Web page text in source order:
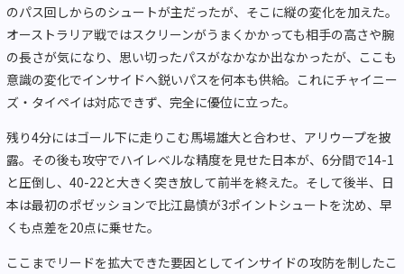
のパス回しからのシュートが主だったが、そこに縦の変化を加えた。
オーストラリア戦ではスクリーンがうまくかかっても相手の高さや腕
の長さが気になり、思い切ったパスがなかなか出なかったが、ここも
意識の変化でインサイドへ鋭いパスを何本も供給。これにチャイニー
ズ・タイペイは対応できず、完全に優位に立った。
残り4分にはゴール下に走りこむ馬場雄大と合わせ、アリウープを披
露。その後も攻守でハイレベルな精度を見せた日本が、6分間で14-1
と圧倒し、40-22と大きく突き放して前半を終えた。そして後半、日
本は最初のポゼッションで比江島慎が3ポイントシュートを沈め、早
くも点差を20点に乗せた。
ここまでリードを拡大できた要因としてインサイドの攻防を制したこ